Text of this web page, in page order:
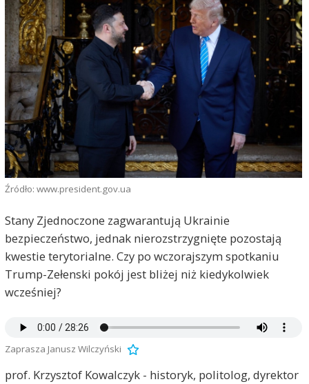
Źródło: www.president.gov.ua
Stany Zjednoczone zagwarantują Ukrainie
bezpieczeństwo, jednak nierozstrzygnięte pozostają
kwestie terytorialne. Czy po wczorajszym spotkaniu
Trump-Zełenski pokój jest bliżej niż kiedykolwiek
wcześniej?
Zaprasza Janusz Wilczyński
prof. Krzysztof Kowalczyk - historyk, politolog, dyrektor